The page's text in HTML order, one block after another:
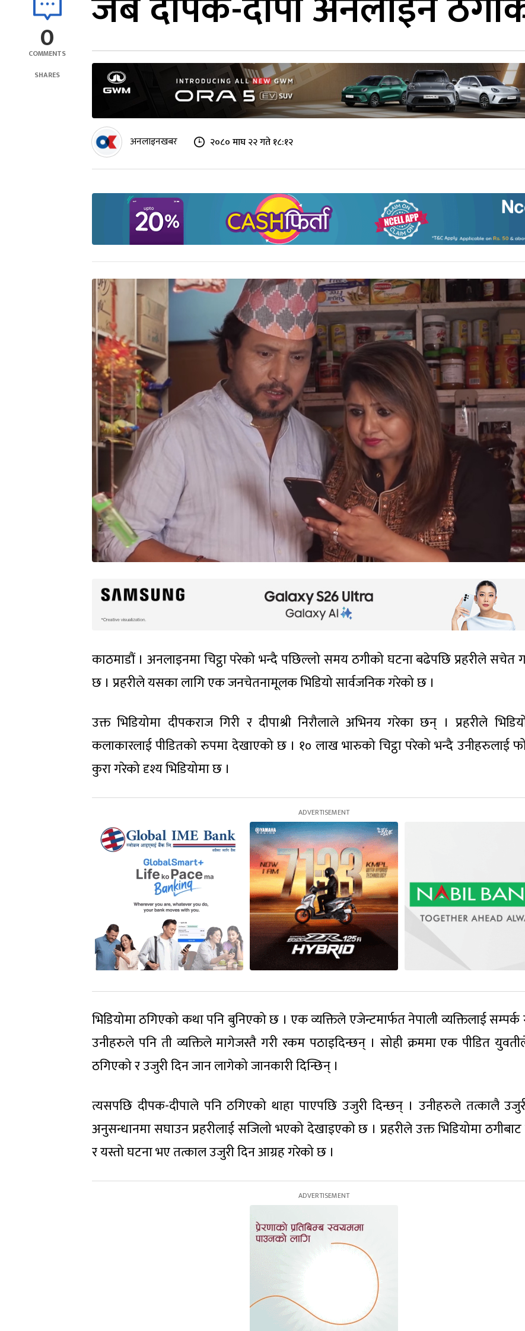
0
COMMENTS
SHARES
अनलाइनखबर २०८० माघ २२ गते १८:१२
काठमाडौं । अनलाइनमा चिट्ठा परेको भन्दै पछिल्लो समय ठगीको घटना बढेपछि प्रहरीले सचेत
छ । प्रहरीले यसका लागि एक जनचेतनामूलक भिडियो सार्वजनिक गरेको छ ।
उक्त भिडियोमा दीपकराज गिरी र दीपाश्री निरौलाले अभिनय गरेका छन् । प्रहरीले
कलाकारलाई पीडितको रुपमा देखाएको छ । १० लाख भारुको चिट्ठा परेको भन्दै उनीहरुलाई
कुरा गरेको दृश्य भिडियोमा छ ।
भिडियोमा ठगिएको कथा पनि बुनिएको छ । एक व्यक्तिले एजेन्टमार्फत नेपाली व्यक्तिलाई सम्पर्क
उनीहरुले पनि ती व्यक्तिले मागेजस्तै गरी रकम पठाइदिन्छन् । सोही क्रममा एक पीडित
ठगिएको र उजुरी दिन जान लागेको जानकारी दिन्छिन् ।
त्यसपछि दीपक-दीपाले पनि ठगिएको थाहा पाएपछि उजुरी दिन्छन् । उनीहरुले तत्कालै
अनुसन्धानमा सघाउन प्रहरीलाई सजिलो भएको देखाइएको छ । प्रहरीले उक्त भिडियोमा
र यस्तो घटना भए तत्काल उजुरी दिन आग्रह गरेको छ ।